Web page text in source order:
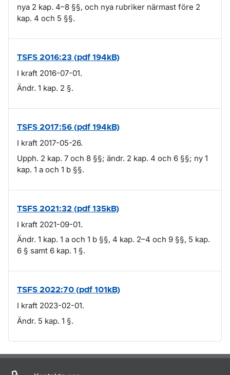
nya 2 kap. 4–8 §§, och nya rubriker närmast före 2
kap. 4 och 5 §§.
TSFS 2016:23 (pdf 194kB)
I kraft 2016-07-01.
Ändr. 1 kap. 2 §.
TSFS 2017:56 (pdf 194kB)
I kraft 2017-05-26.
Upph. 2 kap. 7 och 8 §§; ändr. 2 kap. 4 och 6 §§; ny 1
kap. 1 a och 1 b §§.
TSFS 2021:32 (pdf 135kB)
I kraft 2021-09-01.
Ändr. 1 kap. 1 a och 1 b §§, 4 kap. 2–4 och 9 §§, 5 kap.
6 § samt 6 kap. 1 §.
TSFS 2022:70 (pdf 101kB)
I kraft 2023-02-01.
Ändr. 5 kap. 1 §.
Om sidan